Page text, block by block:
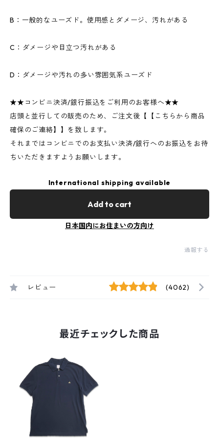
B：一般的なユーズド。使用感とダメージ、汚れがある
C：ダメージや目立つ汚れがある
D：ダメージや汚れの多い雰囲気系ユーズド
★★コンビニ決済/銀行振込をご利用のお客様へ★★
店頭と並行しての販売のため、ご注文後【【こちらから商品
確保のご連絡】】を致します。
それまではコンビニでのお支払い決済/銀行へのお振込をお待
ちいただきますようお願いします。
International shipping available
Add to cart
日本国内にお住まいの方向け
通報する
レビュー (4062)
最近チェックした商品